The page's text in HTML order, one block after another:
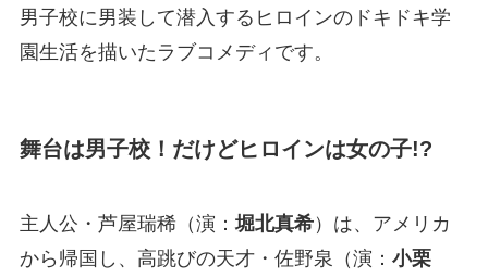
男子校に男装して潜入するヒロインのドキドキ学
園生活を描いたラブコメディです。
舞台は男子校！だけどヒロインは女の子!?
主人公・芦屋瑞稀（演：堀北真希）は、アメリカ
から帰国し、高跳びの天才・佐野泉（演： 小栗